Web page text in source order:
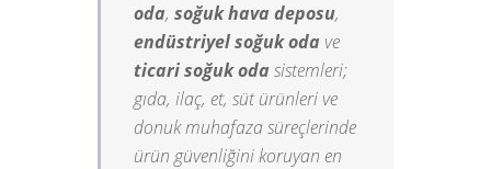
oda, soğuk hava deposu,
endüstriyel soğuk oda ve
ticari soğuk oda sistemleri;
gıda, ilaç, et, süt ürünleri ve
donuk muhafaza süreçlerinde
ürün güvenliğini koruyan en